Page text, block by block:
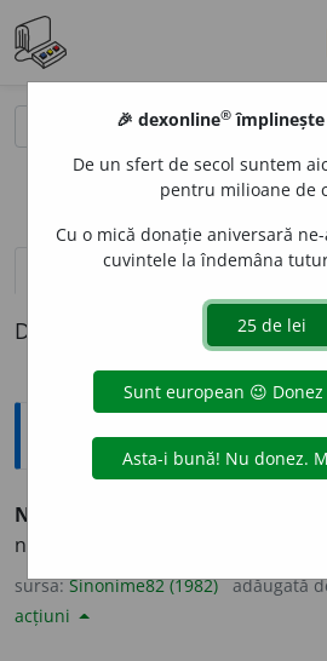
definiții (1) pronunțievolume_up (2)
Definiția cu ID-ul 1009508:
Sinonime
NEACCEPT
neadmisibil.
sursa:Sinonime82 (1982) adăugată
acțiuni
🎉 dexonline® împlinește
De un sfert de secol suntem
pentru milioane de
Cu o mică donație aniversară
cuvintele la îndemâna